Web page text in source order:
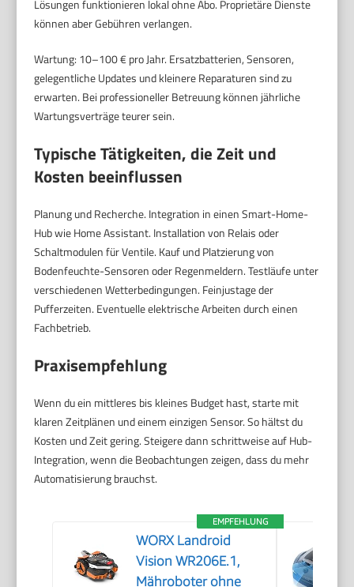
Lösungen funktionieren lokal ohne Abo. Proprietäre Dienste
können aber Gebühren verlangen.
Wartung: 10–100 € pro Jahr. Ersatzbatterien, Sensoren,
gelegentliche Updates und kleinere Reparaturen sind zu
erwarten. Bei professioneller Betreuung können jährliche
Wartungsverträge teurer sein.
Typische Tätigkeiten, die Zeit und
Kosten beeinflussen
Planung und Recherche. Integration in einen Smart-Home-
Hub wie Home Assistant. Installation von Relais oder
Schaltmodulen für Ventile. Kauf und Platzierung von
Bodenfeuchte-Sensoren oder Regenmeldern. Testläufe unter
verschiedenen Wetterbedingungen. Feinjustage der
Pufferzeiten. Eventuelle elektrische Arbeiten durch einen
Fachbetrieb.
Praxisempfehlung
Wenn du ein mittleres bis kleines Budget hast, starte mit
klaren Zeitplänen und einem einzigen Sensor. So hältst du
Kosten und Zeit gering. Steigere dann schrittweise auf Hub-
Integration, wenn die Beobachtungen zeigen, dass du mehr
Automatisierung brauchst.
EMPFEHLUNG
WORX Landroid
Vision WR206E.1,
Mähroboter ohne